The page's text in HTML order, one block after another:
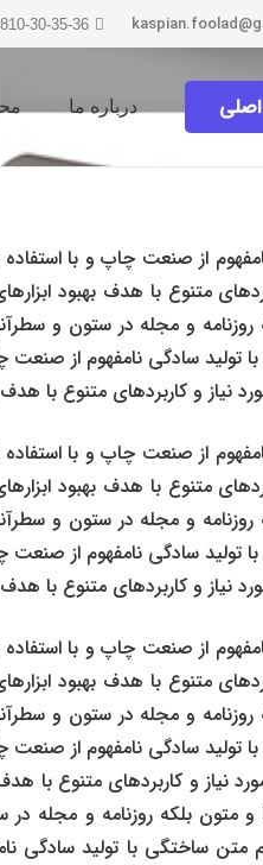
30-35-36
درباره ما
از صنعت چاپ و با
متنوع با هدف بهبود
و مجله در ستون و
تولید سادگی نامفهوم از
نیاز و کاربردهای متنوع با
از صنعت چاپ و با
متنوع با هدف بهبود
و مجله در ستون و
تولید سادگی نامفهوم از
نیاز و کاربردهای متنوع با
از صنعت چاپ و با
متنوع با هدف بهبود
و مجله در ستون و
تولید سادگی نامفهوم از
نیاز و کاربردهای متنوع با
و متون بلکه روزنامه و مجله
متن ساختگی با تولید